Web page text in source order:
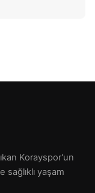
Korayspor'un
yaşam